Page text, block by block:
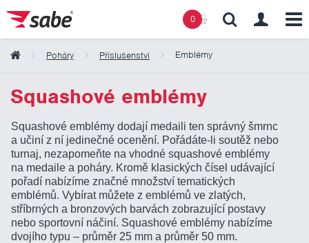
0
Poháry Příslušenství Emblémy
Squashové emblémy
Squashové emblémy dodají medaili ten správný šmrnc
a učiní z ní jedinečné ocenění. Pořádáte-li soutěž nebo
turnaj, nezapomeňte na vhodné squashové emblémy
na medaile a poháry. Kromě klasických čísel udávající
pořadí nabízíme značné množství tematických
emblémů. Vybírat můžete z emblémů ve zlatých,
stříbrných a bronzových barvách zobrazující postavy
nebo sportovní náčiní. Squashové emblémy nabízíme
dvojího typu – průměr 25 mm a průměr 50 mm.
Obsah košíku
Košík zeje prázdnotou